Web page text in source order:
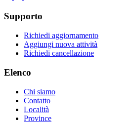
Supporto
Richiedi aggiornamento
Aggiungi nuova attività
Richiedi cancellazione
Elenco
Chi siamo
Contatto
Località
Province